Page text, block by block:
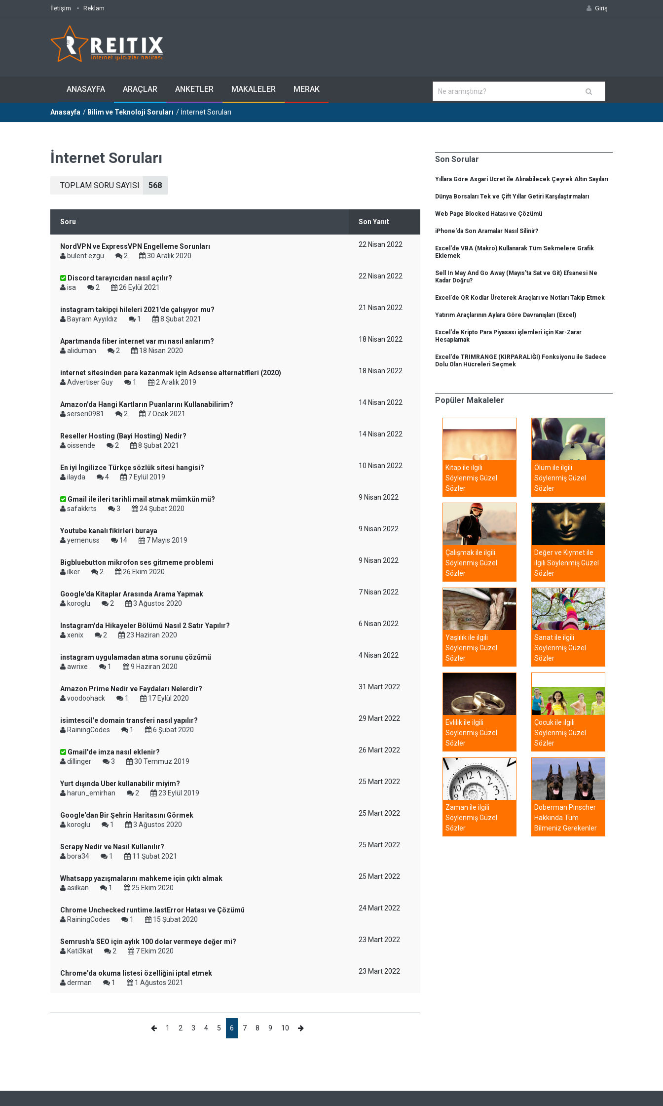
İletişim Reklam Giriş
ANASAYFA ARAÇLAR ANKETLER MAKALELER MERAK
Anasayfa / Bilim ve Teknoloji Soruları / İnternet Soruları
İnternet Soruları
TOPLAM SORU SAYISI 568
Soru Son Yanıt
NordVPN ve ExpressVPN Engelleme Sorunları
bulent ezgu
2 30 Aralık 2020
22 Nisan 2022
Discord tarayıcıdan nasıl açılır?
isa
2 26 Eylül 2021
22 Nisan 2022
instagram takipçi hileleri 2021'de çalışıyor mu?
Bayram Ayyıldız
1 8 Şubat 2021
21 Nisan 2022
Apartmanda fiber internet var mı nasıl anlarım?
aliduman
2 18 Nisan 2020
18 Nisan 2022
internet sitesinden para kazanmak için Adsense alternatifleri (2020)
Advertiser Guy
1 2 Aralık 2019
18 Nisan 2022
Amazon'da Hangi Kartların Puanlarını Kullanabilirim?
serseri0981
2 7 Ocak 2021
14 Nisan 2022
Reseller Hosting (Bayi Hosting) Nedir?
oissende
2 8 Şubat 2021
14 Nisan 2022
En iyi İngilizce Türkçe sözlük sitesi hangisi?
ilayda
4 7 Eylül 2019
10 Nisan 2022
Gmail ile ileri tarihli mail atmak mümkün mü?
safakkrts
3 24 Şubat 2020
9 Nisan 2022
Youtube kanalı fikirleri buraya
yemenuss
14 7 Mayıs 2019
9 Nisan 2022
Bigbluebutton mikrofon ses gitmeme problemi
ilker
2 26 Ekim 2020
9 Nisan 2022
Google'da Kitaplar Arasında Arama Yapmak
koroglu
2 3 Ağustos 2020
7 Nisan 2022
Instagram'da Hikayeler Bölümü Nasıl 2 Satır Yapılır?
xenix
2 23 Haziran 2020
6 Nisan 2022
instagram uygulamadan atma sorunu çözümü
awrixe
1 9 Haziran 2020
4 Nisan 2022
Amazon Prime Nedir ve Faydaları Nelerdir?
voodoohack
1 17 Eylül 2020
31 Mart 2022
isimtescil'e domain transferi nasıl yapılır?
RainingCodes
1 6 Şubat 2020
29 Mart 2022
Gmail'de imza nasıl eklenir?
dillinger
3 30 Temmuz 2019
26 Mart 2022
Yurt dışında Uber kullanabilir miyim?
harun_emirhan
2 23 Eylül 2019
25 Mart 2022
Google'dan Bir Şehrin Haritasını Görmek
koroglu
1 3 Ağustos 2020
25 Mart 2022
Scrapy Nedir ve Nasıl Kullanılır?
bora34
1 11 Şubat 2021
25 Mart 2022
Whatsapp yazışmalarını mahkeme için çıktı almak
asilkan
1 25 Ekim 2020
25 Mart 2022
Chrome Unchecked runtime.lastError Hatası ve Çözümü
RainingCodes
1 15 Şubat 2020
24 Mart 2022
Semrush'a SEO için aylık 100 dolar vermeye değer mi?
Kati3kat
2 7 Ekim 2020
23 Mart 2022
Chrome'da okuma listesi özelliğini iptal etmek
derman
1 1 Ağustos 2021
23 Mart 2022
1 2 3 4 5 6 7 8 9 10
Son Sorular
Yıllara Göre Asgari Ücret ile Alınabilecek Çeyrek Altın Sayıları
Dünya Borsaları Tek ve Çift Yıllar Getiri Karşılaştırmaları
Web Page Blocked Hatası ve Çözümü
iPhone'da Son Aramalar Nasıl Silinir?
Excel'de VBA (Makro) Kullanarak Tüm Sekmelere Grafik
Eklemek
Sell In May And Go Away (Mayıs'ta Sat ve Git) Efsanesi Ne
Kadar Doğru?
Excel'de QR Kodlar Üreterek Araçları ve Notları Takip Etmek
Yatırım Araçlarının Aylara Göre Davranışları (Excel)
Excel'de Kripto Para Piyasası işlemleri için Kar-Zarar
Hesaplamak
Excel'de TRIMRANGE (KIRPARALIĞI) Fonksiyonu ile Sadece
Dolu Olan Hücreleri Seçmek
Popüler Makaleler
Kitap ile ilgili
Söylenmiş Güzel
Sözler
Ölüm ile ilgili
Söylenmiş Güzel
Sözler
Çalışmak ile ilgili
Söylenmiş Güzel
Sözler
Değer ve Kıymet ile
ilgili Söylenmiş Güzel
Sözler
Yaşlılık ile ilgili
Söylenmiş Güzel
Sözler
Sanat ile ilgili
Söylenmiş Güzel
Sözler
Evlilik ile ilgili
Söylenmiş Güzel
Sözler
Çocuk ile ilgili
Söylenmiş Güzel
Sözler
Zaman ile ilgili
Söylenmiş Güzel
Sözler
Doberman Pinscher
Hakkında Tüm
Bilmeniz Gerekenler